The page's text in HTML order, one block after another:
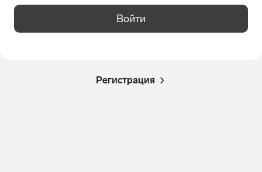
Войти
Регистрация